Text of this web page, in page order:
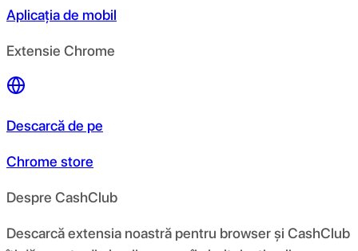
Aplicația de mobil
Extensie Chrome
Descarcă de pe
Chrome store
Despre CashClub
Descarcă extensia noastră pentru browser și CashClub